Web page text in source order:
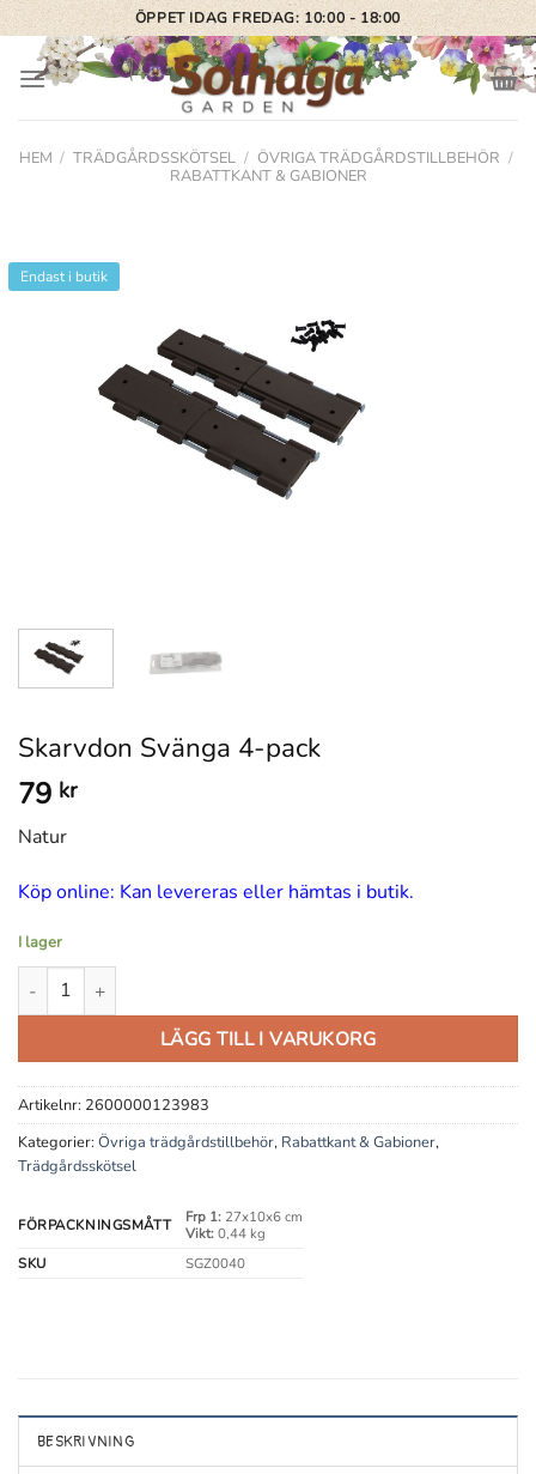
Skip
to
content
ÖPPET IDAG FREDAG: 10:00 - 18:00
HEM / TRÄDGÅRDSSKÖTSEL / ÖVRIGA TRÄDGÅRDSTILLBEHÖR /
RABATTKANT & GABIONER
Endast i butik
Skarvdon Svänga 4-pack
79 kr
Natur
Köp online: Kan levereras eller hämtas i butik.
I lager
Skarvdon Svänga 4-pack mängd
LÄGG TILL I VARUKORG
Artikelnr: 2600000123983
Kategorier: Övriga trädgårdstillbehör, Rabattkant & Gabioner,
Trädgårdsskötsel
FÖRPACKNINGSMÅTT Frp 1:27x10x6 cm
Vikt:0,44 kg
SKU
SGZ0040
BESKRIVNING